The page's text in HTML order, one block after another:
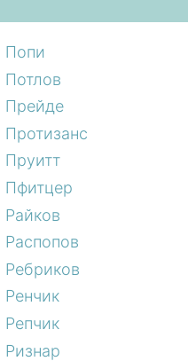
Попи
Потлов
Прейде
Протизанс
Пруитт
Пфитцер
Райков
Распопов
Ребриков
Ренчик
Репчик
Ризнар